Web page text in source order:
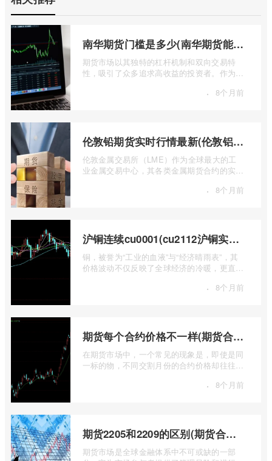
南华期货门槛是多少(南华期货能做国际期货吗)
期货市场以其独特的杠杆机制和双向交易特
性，吸引了众多追求高收益的投资者。作为中
· 8个月前
伦敦铅期货实时行情最新(伦敦铝锡期货实时行情)
伦敦金属交易所（LME）作为全球最大的工
业金属交易中心，其各类金属期货合约的实时
· 8个月前
沪铜连续cu0001(cu2112沪铜实时行情)
铜，被誉为“工业的血液”与“经济晴雨表”，其
价格波动不仅反映了全球经济的冷暖，更直接
· 8个月前
期货每个合约价格不一样(期货合约之间的价格差)
在期货市场中，一个常见的现象是，即使是同
一标的物，不同交割月份的合约价格却往往不
· 8个月前
期货2205和2209的区别(期货合约2205什么意思)
期货市场是全球金融体系中不可或缺的一部